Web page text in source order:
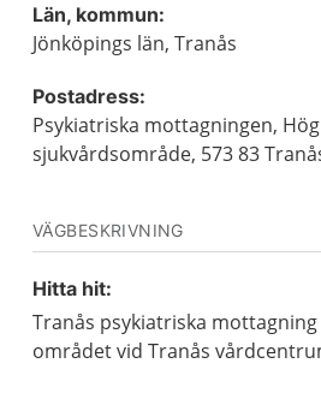
Län, kommun:
Jönköpings län, Tranås
Postadress:
Psykiatriska mottagningen,
sjukvårdsområde, 573 83
VÄGBESKRIVNING
Hitta hit:
Tranås psykiatriska
området vid Tranås